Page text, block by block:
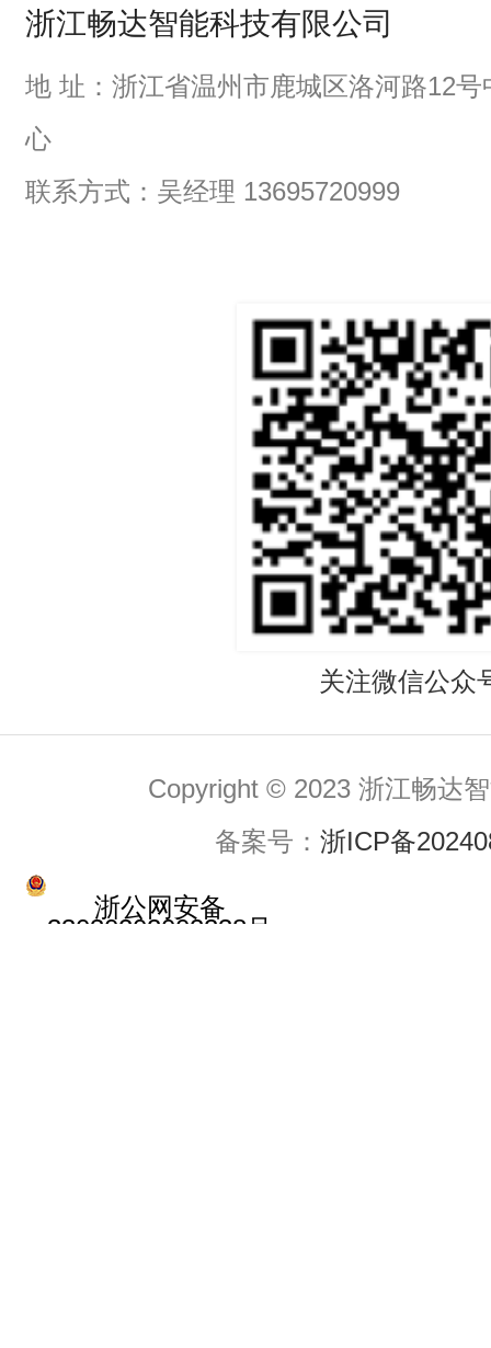
浙江畅达智能科技有限公司
地 址：浙江省温州市鹿城区洛河路12号
心
联系方式：吴经理 13695720999
关注微信公众
Copyright © 2023 浙江畅达
备案号： 浙ICP备
浙公网安备
33030202002238号